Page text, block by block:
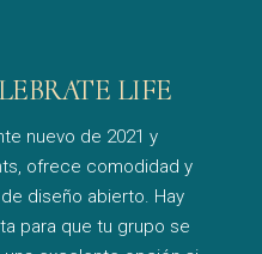
LIFE
nuevo de 2021 y
ofrece comodidad y
diseño abierto. Hay
para que tu grupo se